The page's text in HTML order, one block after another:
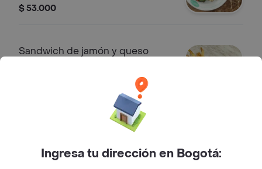
acompañado de papas a la francesa y
$ 53.000
Sandwich de jamón y queso
Ingresa tu dirección en Bogotá: